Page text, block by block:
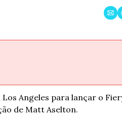
Angeles para lançar o
de Matt Aselton.